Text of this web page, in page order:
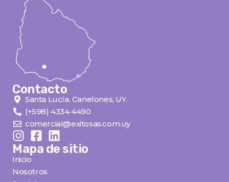
Contacto
Santa Lucía, Canelones, UY.
(+598) 4334 4490
comercial@exitosas.com.uy
Mapa de sitio
Inicio
Nosotros